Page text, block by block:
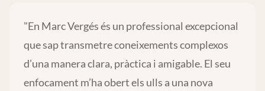
"En Marc Vergés és un professional excepcional
que sap transmetre coneixements complexos
d’una manera clara, pràctica i amigable. El seu
enfocament m’ha obert els ulls a una nova